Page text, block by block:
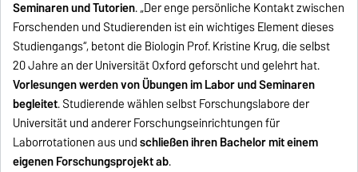
Seminaren und Tutorien. „Der enge persönliche Kontakt zwischen
Forschenden und Studierenden ist ein wichtiges Element dieses
Studiengangs“, betont die Biologin Prof. Kristine Krug, die selbst
20 Jahre an der Universität Oxford geforscht und gelehrt hat.
Vorlesungen werden von Übungen im Labor und Seminaren
begleitet. Studierende wählen selbst Forschungslabore der
Universität und anderer Forschungseinrichtungen für
Laborrotationen aus undschließen ihren Bachelor mit einem
eigenen Forschungsprojekt ab.